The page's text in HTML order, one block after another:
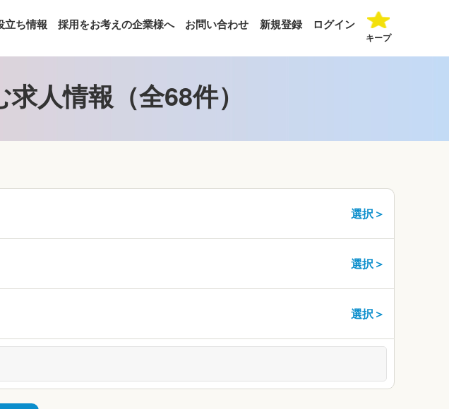
立ち情報 採用をお考えの企業様へ お問い合わせ 新規登録 ログイン
キープ
人情報（全68件）
選択＞
選択＞
選択＞